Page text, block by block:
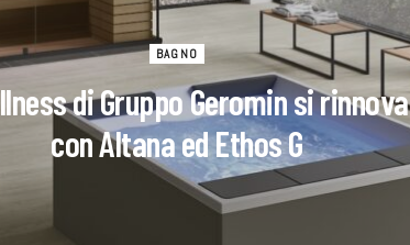
BAGNO
di Gruppo Geromin si rinnova
con Altana ed Ethos G